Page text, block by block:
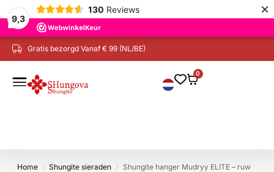
9,3
130 Reviews ×
Gratis bezorgd Vanaf € 99 (NL/BE)
0
Home / Shungite sieraden / Shungite hanger Mudryy ELITE – ruw